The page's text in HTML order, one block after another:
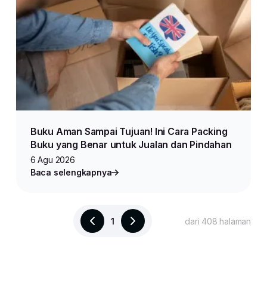
Buku Aman Sampai Tujuan! Ini Cara Packing
Buku yang Benar untuk Jualan dan Pindahan
6 Agu 2026
Baca selengkapnya
1 dari 408 halaman